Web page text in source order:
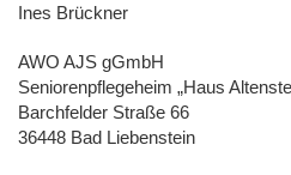
Ines Brückner
AWO AJS gGmbH
Seniorenpflegeheim „Haus
Barchfelder Straße 66
36448 Bad Liebenstein